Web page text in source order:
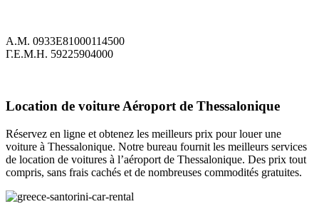
Α.Μ. 0933Ε81000114500
Γ.Ε.Μ.Η. 59225904000
Location de voiture Aéroport de Thessalonique
Réservez en ligne et obtenez les meilleurs prix pour louer une
voiture à Thessalonique. Notre bureau fournit les meilleurs services
de location de voitures à l’aéroport de Thessalonique. Des prix tout
compris, sans frais cachés et de nombreuses commodités gratuites.